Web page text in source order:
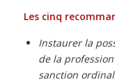
Les cinq
Instaurer la
de la
sanction